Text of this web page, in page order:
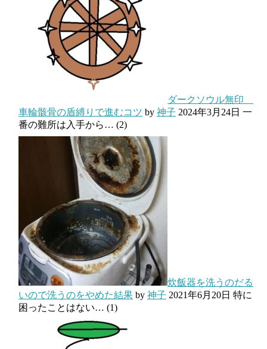
ダークソウル無印
車輪骸骨の盾縛りで進むコツ by 神子 2024年3月24日 一
番の難所は入手から… (2)
炊飯器を洗うのだる
いので洗うのをやめた結果 by 神子 2021年6月20日 特に
困ったことはない… (1)